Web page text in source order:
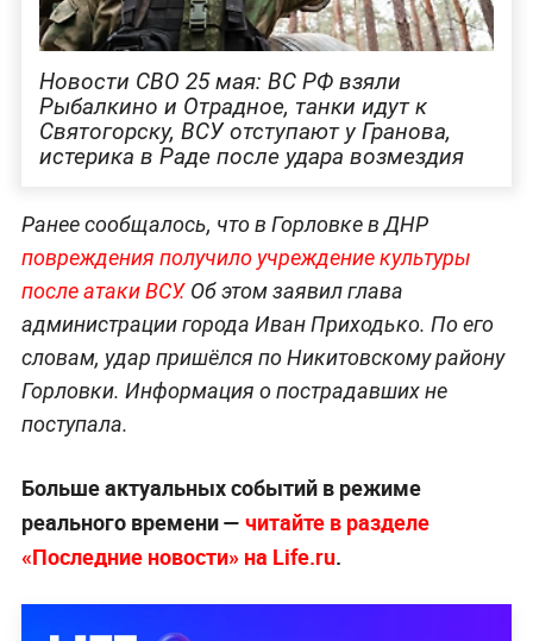
Новости СВО 25 мая: ВС РФ взяли
Рыбалкино и Отрадное, танки идут к
Святогорску, ВСУ отступают у Гранова,
истерика в Раде после удара возмездия
Ранее сообщалось, что в Горловке в ДНР
повреждения получило учреждение культуры
после атаки ВСУ. Об этом заявил глава
администрации города Иван Приходько. По его
словам, удар пришёлся по Никитовскому району
Горловки. Информация о пострадавших не
поступала.
Больше актуальных событий в режиме
реального времени — читайте в разделе
«Последние новости» на Life.ru.